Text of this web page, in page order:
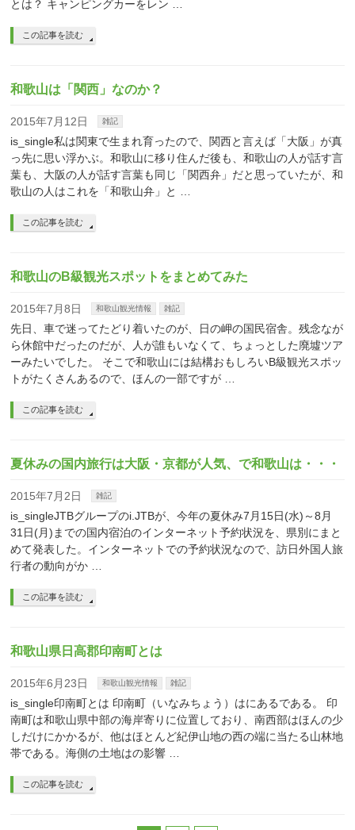
とは？ キャンピングカーをレン …
この記事を読む
和歌山は「関西」なのか？
2015年7月12日 雑記
is_single私は関東で生まれ育ったので、関西と言えば「大阪」が真
っ先に思い浮かぶ。和歌山に移り住んだ後も、和歌山の人が話す言
葉も、大阪の人が話す言葉も同じ「関西弁」だと思っていたが、和
歌山の人はこれを「和歌山弁」と …
この記事を読む
和歌山のB級観光スポットをまとめてみた
2015年7月8日 和歌山観光情報 雑記
先日、車で迷ってたどり着いたのが、日の岬の国民宿舎。残念なが
ら休館中だったのだが、人が誰もいなくて、ちょっとした廃墟ツア
ーみたいでした。 そこで和歌山には結構おもしろいB級観光スポッ
トがたくさんあるので、ほんの一部ですが …
この記事を読む
夏休みの国内旅行は大阪・京都が人気、で和歌山は・・・
2015年7月2日 雑記
is_singleJTBグループのi.JTBが、今年の夏休み7月15日(水)～8月
31日(月)までの国内宿泊のインターネット予約状況を、県別にまと
めて発表した。インターネットでの予約状況なので、訪日外国人旅
行者の動向がか …
この記事を読む
和歌山県日高郡印南町とは
2015年6月23日 和歌山観光情報 雑記
is_single印南町とは 印南町（いなみちょう）はにあるである。 印
南町は和歌山県中部の海岸寄りに位置しており、南西部はほんの少
しだけにかかるが、他はほとんど紀伊山地の西の端に当たる山林地
帯である。海側の土地はの影響 …
この記事を読む